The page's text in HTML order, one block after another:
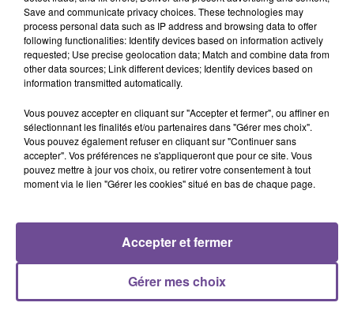
dépôt de cookies que vous avez exprimé. Si vous
souhaitez l'afficher, merci de nous donner votre accord
en cliquant sur le bouton ci-dessous.
Afficher l'élément
PRÈS DE CHEZ VOUS
Save and communicate privacy choices. These technologies may
process personal data such as IP address and browsing data to offer
following functionalities: Identify devices based on information actively
requested; Use precise geolocation data; Match and combine data from
other data sources; Link different devices; Identify devices based on
information transmitted automatically.
Vous pouvez accepter en cliquant sur "Accepter et fermer", ou affiner en
sélectionnant les finalités et/ou partenaires dans "Gérer mes choix".
Vous pouvez également refuser en cliquant sur "Continuer sans
accepter". Vos préférences ne s'appliqueront que pour ce site. Vous
pouvez mettre à jour vos choix, ou retirer votre consentement à tout
moment via le lien "Gérer les cookies" situé en bas de chaque page.
Gérer mes choix
Accepter et fermer